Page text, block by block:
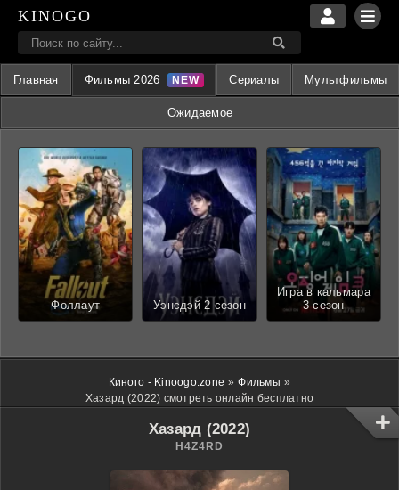
KINOGO
Главная Фильмы 2026 Сериалы Мультфильмы
Ожидаемое
Фоллаут Уэнсдэй 2 сезон
Игра в кальмара
3 сезон
Киного - Kinoogo.zone » Фильмы »
Хазард (2022) смотреть онлайн бесплатно
Хазард (2022)
H4Z4RD